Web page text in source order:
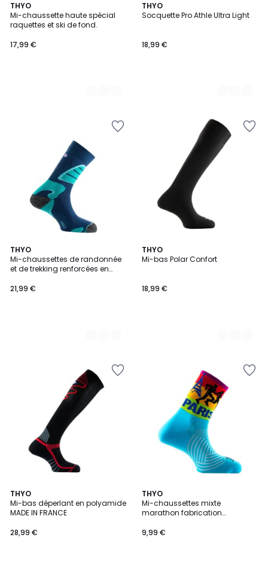
THYO
Mi-chaussette haute spécial
raquettes et ski de fond.
17,99 €
3
Couleurs
THYO
Socquette Pro Athle Ultra Light
18,99 €
4
Couleurs
THYO
Mi-chaussettes de randonnée
et de trekking renforcées en
21,99 €
3
Couleurs
THYO
Mi-bas Polar Confort
18,99 €
2
Couleurs
THYO
Mi-bas déperlant en polyamide
MADE IN FRANCE
28,99 €
THYO
Mi-chaussettes mixte
marathon fabrication
9,99 €
2
Couleurs